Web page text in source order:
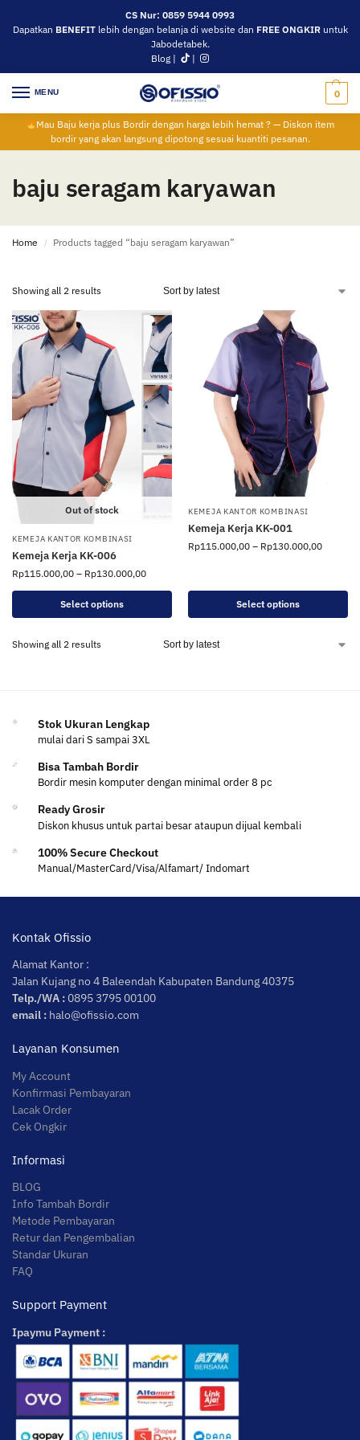
CS Nur: 0859 5944 0993
Dapatkan BENEFITlebih dengan belanja di website dan FREE ONGKIRuntuk
Jabodetabek.
Blog | |
MENU 0
Mau Baju kerja plus Bordir dengan harga lebih hemat ? — Diskon item
bordir yang akan langsung dipotong sesuai kuantiti pesanan.
baju seragam karyawan
Home / Products tagged “baju seragam karyawan”
Showing all 2 results
Out of stock
KEMEJA KANTOR KOMBINASI
Kemeja Kerja KK-006
Rp115.000,00 – Rp130.000,00
Select options
KEMEJA KANTOR KOMBINASI
Kemeja Kerja KK-001
Rp115.000,00 – Rp130.000,00
Select options
Showing all 2 results
Stok Ukuran Lengkap
mulai dari S sampai 3XL
Bisa Tambah Bordir
Bordir mesin komputer dengan minimal order 8 pc
Ready Grosir
Diskon khusus untuk partai besar ataupun dijual kembali
100% Secure Checkout
Manual/MasterCard/Visa/Alfamart/ Indomart
Kontak Ofissio
Alamat Kantor :
Jalan Kujang no 4 Baleendah Kabupaten Bandung 40375
Telp./WA :0895 3795 00100
email : halo@ofissio.com
Layanan Konsumen
My Account
Konfirmasi Pembayaran
Lacak Order
Cek Ongkir
Informasi
BLOG
Info Tambah Bordir
Metode Pembayaran
Retur dan Pengembalian
Standar Ukuran
FAQ
Support Payment
Ipaymu Payment :